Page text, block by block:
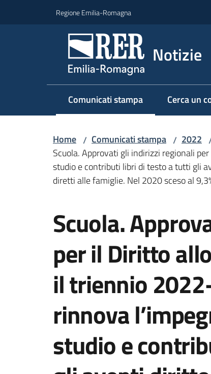
Regione Emilia-Romagna
Notizie
Comunicati stampa
Menu selezionato Cerca un
Home / Comunicati stampa / 2022
Scuola. Approvati gli indirizzi regionali
studio e contributi libri di testo a tutti gli
diretti alle famiglie. Nel 2020 sceso al
Scuola.
per il Diritto
il triennio
rinnova
studio e